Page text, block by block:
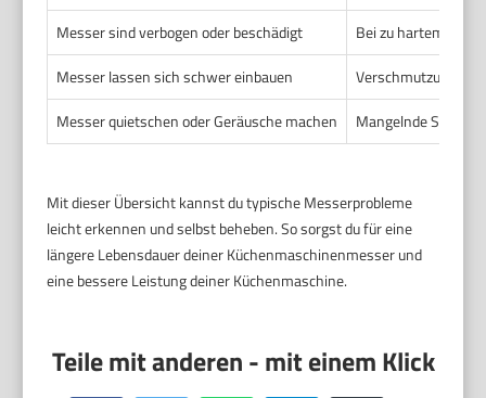
Messer sind verbogen oder beschädigt
Bei zu hartem
Messer lassen sich schwer einbauen
Verschmutzungen
Messer quietschen oder Geräusche machen
Mangelnde
Mit dieser Übersicht kannst du typische Messerprobleme
leicht erkennen und selbst beheben. So sorgst du für eine
längere Lebensdauer deiner Küchenmaschinenmesser und
eine bessere Leistung deiner Küchenmaschine.